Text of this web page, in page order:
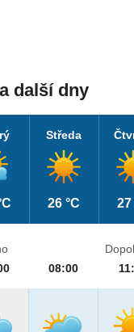
další dny
Středa
26 °C 27
08:00